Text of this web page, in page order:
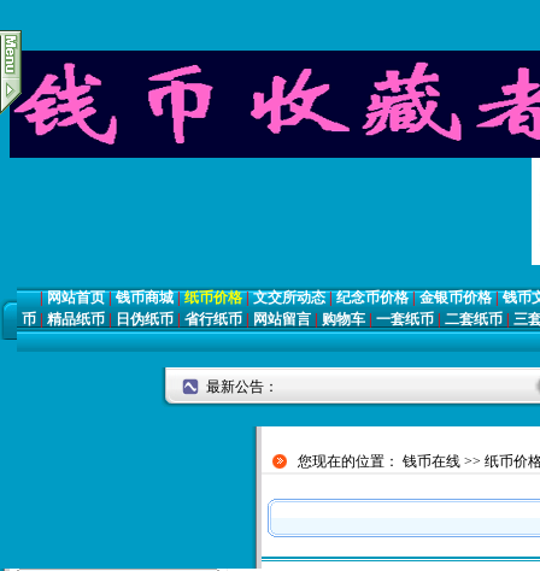
|网站首页|钱币商城|纸币价格|文交所动态|纪念币价格|金银币价格|钱币
币 | 精品纸币 | 日伪纸币 | 省行纸币 | 网站留言 | 购物车 | 一套纸币 | 二套纸币 | 三
最新公告：
您现在的位置： 钱币在线>> 纸币价